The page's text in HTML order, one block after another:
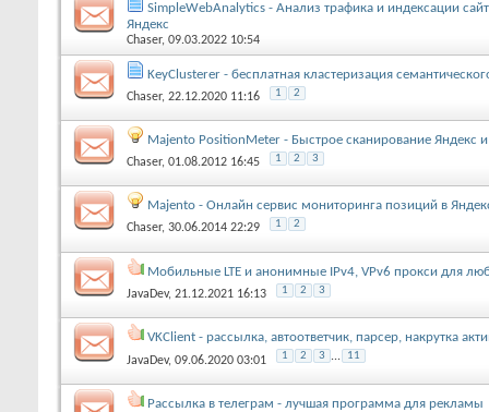
SimpleWebAnalytics - Анализ трафика и индексации
Яндекс
Chaser, 09.03.2022 10:54
KeyClusterer - бесплатная кластеризация
Chaser, 22.12.2020 11:16 1 2
Majento PositionMeter - Быстрое сканирование Яндекс
Chaser, 01.08.2012 16:45 1 2 3
Majento - Онлайн сервис мониторинга позиций в
Chaser, 30.06.2014 22:29 1 2
Мобильные LTE и анонимные IPv4, VPv6 прокси для
JavaDev, 21.12.2021 16:13 1 2 3
VKClient - рассылка, автоответчик, парсер, накрутка
JavaDev, 09.06.2020 03:01 1 2 3 ... 11
Рассылка в телеграм - лучшая программа для рекламы